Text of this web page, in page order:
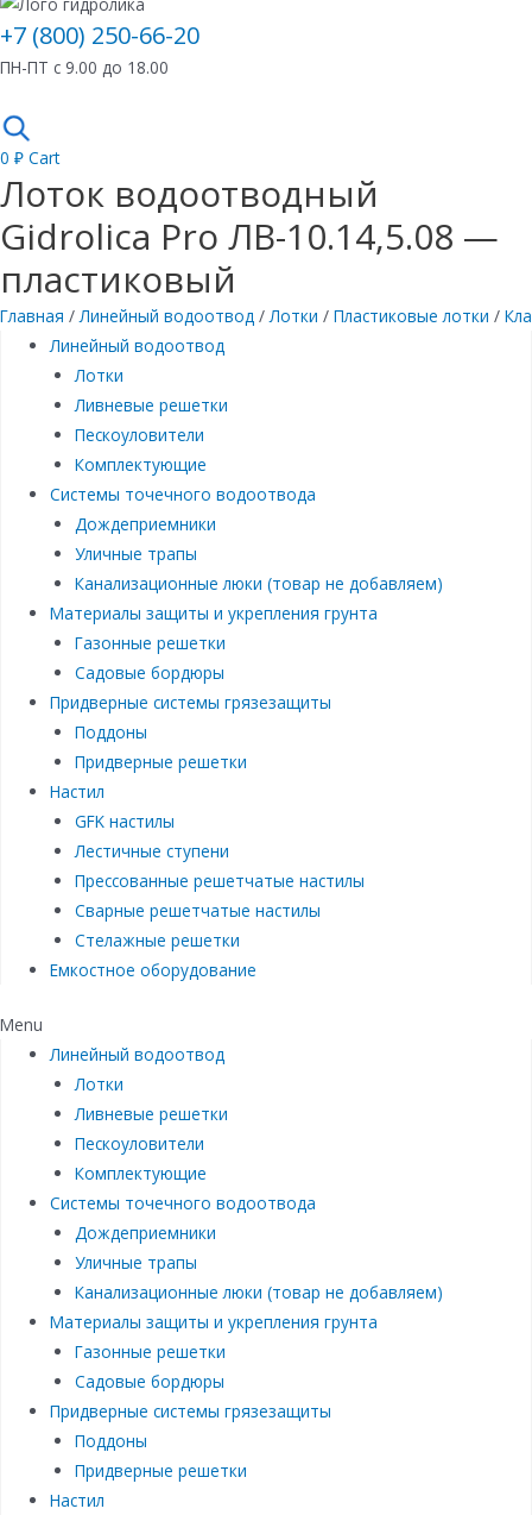
+7 (800) 250-66-20
ПН-ПТ с 9.00 до 18.00
0 ₽ Cart
Лоток водоотводный
Gidrolica Pro ЛВ-10.14,5.08 —
пластиковый
Главная /Линейный водоотвод /Лотки / Пластиковые лотки /
Линейный водоотвод
Лотки
Ливневые решетки
Пескоуловители
Комплектующие
Системы точечного водоотвода
Дождеприемники
Уличные трапы
Канализационные люки (товар не добавляем)
Материалы защиты и укрепления грунта
Газонные решетки
Садовые бордюры
Придверные системы грязезащиты
Поддоны
Придверные решетки
Настил
GFK настилы
Лестичные ступени
Прессованные решетчатые настилы
Сварные решетчатые настилы
Стелажные решетки
Емкостное оборудование
Menu
Линейный водоотвод
Лотки
Ливневые решетки
Пескоуловители
Комплектующие
Системы точечного водоотвода
Дождеприемники
Уличные трапы
Канализационные люки (товар не добавляем)
Материалы защиты и укрепления грунта
Газонные решетки
Садовые бордюры
Придверные системы грязезащиты
Поддоны
Придверные решетки
Настил